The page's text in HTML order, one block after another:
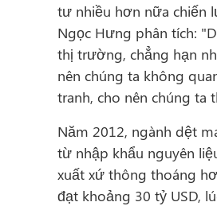
tư nhiều hơn nữa chiến
Ngọc Hưng phân tích:
thị trường, chẳng hạn
nên chúng ta không
tranh, cho nên chúng ta
Năm 2012, ngành dệt
từ nhập khẩu nguyên
xuất xứ thông thoáng
đạt khoảng 30 tỷ USD,